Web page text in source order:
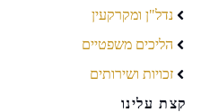
נדל"ן ומקרקעין
הליכים משפטיים
זכויות ושירותים
קצת עלינו